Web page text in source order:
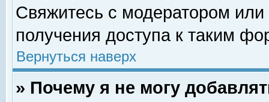
Свяжитесь с модератором
получения доступа к таким
Вернуться наверх
» Почему я не могу